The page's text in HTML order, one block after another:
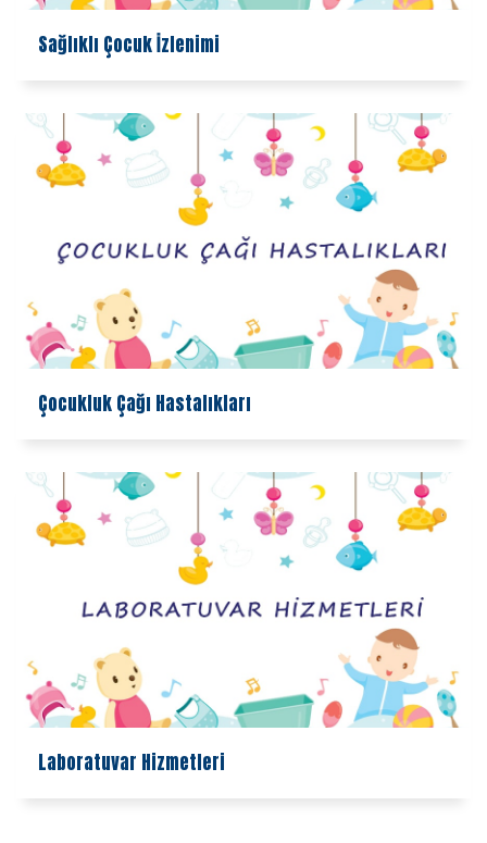
Sağlıklı Çocuk İzlenimi
Çocukluk Çağı Hastalıkları
Laboratuvar Hizmetleri